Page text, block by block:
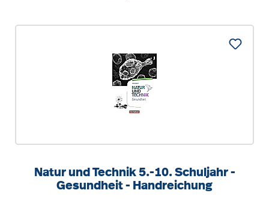
Natur und Technik 5.-10. Schuljahr -
Gesundheit - Handreichung